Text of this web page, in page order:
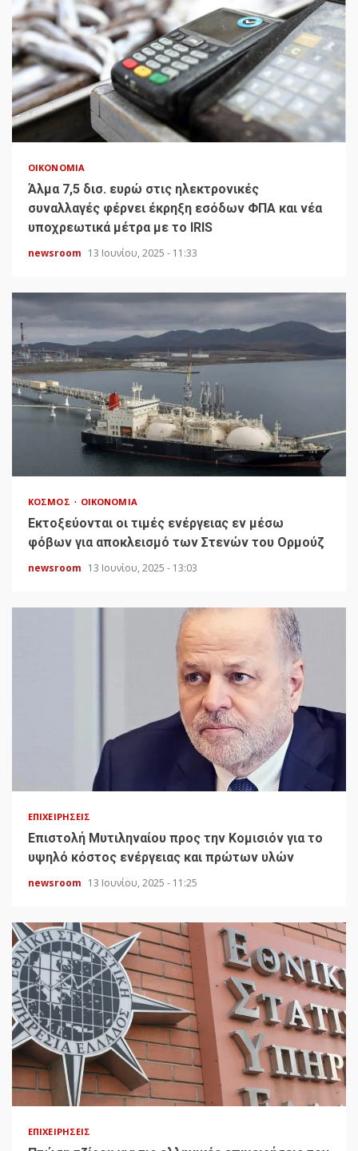
ΟΙΚΟΝΟΜΊΑ
Άλμα 7,5 δισ. ευρώ στις ηλεκτρονικές
συναλλαγές φέρνει έκρηξη εσόδων ΦΠΑ και νέα
υποχρεωτικά μέτρα με το IRIS
newsroom 13 Ιουνίου, 2025 - 11:33
ΚΌΣΜΟΣ ΟΙΚΟΝΟΜΊΑ
Εκτοξεύονται οι τιμές ενέργειας εν μέσω
φόβων για αποκλεισμό των Στενών του Ορμούζ
newsroom 13 Ιουνίου, 2025 - 13:03
ΕΠΙΧΕΙΡΉΣΕΙΣ
Επιστολή Μυτιληναίου προς την Κομισιόν για το
υψηλό κόστος ενέργειας και πρώτων υλών
newsroom 13 Ιουνίου, 2025 - 11:25
ΕΠΙΧΕΙΡΉΣΕΙΣ